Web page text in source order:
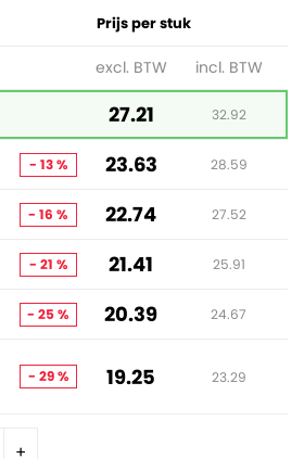
+
Prijs per stuk
excl. BTW incl. BTW
27.21 32.92
- 13 % 23.63 28.59
- 16 % 22.74 27.52
- 21 % 21.41 25.91
- 25 % 20.39 24.67
- 29 % 19.25 23.29